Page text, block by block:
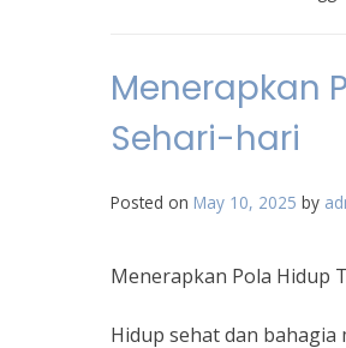
Menerapkan
Sehari-hari
Posted on May 10, 2025 by
Menerapkan Pola Hidup
Hidup sehat dan